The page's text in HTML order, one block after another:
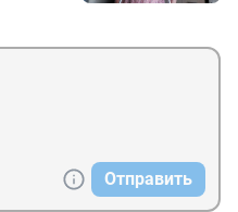
Отправить